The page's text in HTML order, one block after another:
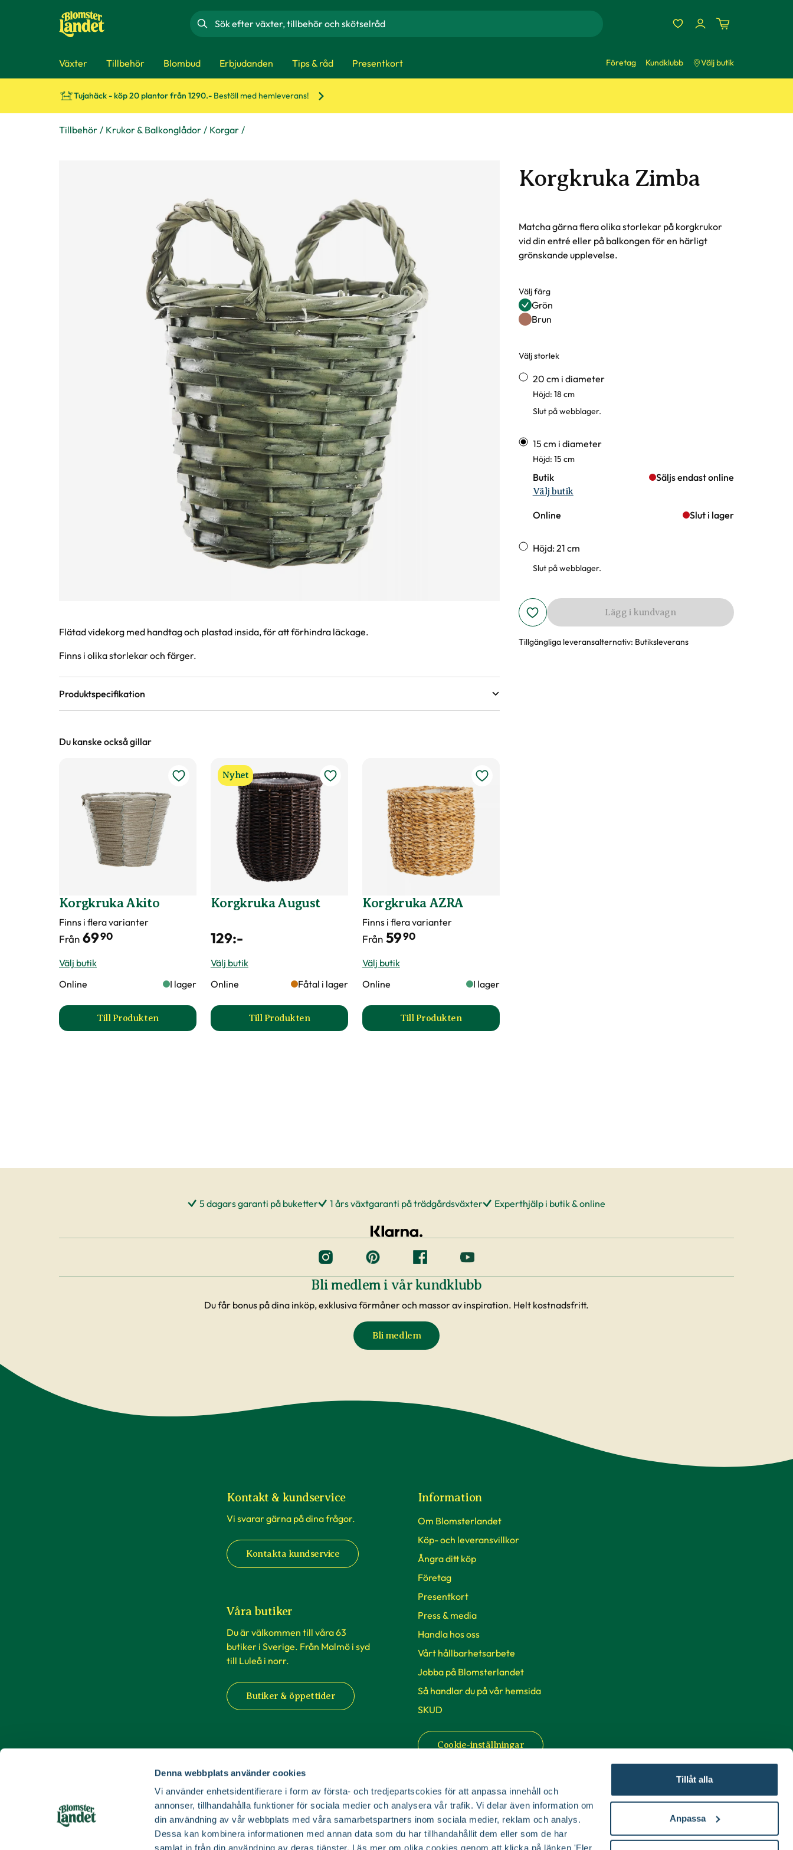
Denna webbplats använder cookies
Vi använder enhetsidentifierare i form av första- och tredjepartscokies för att anpassa innehåll och
annonser, tillhandahålla funktioner för sociala medier och analysera vår trafik. Vi delar även information om
din användning av vår webbplats med våra samarbetspartners inom sociala medier, reklam och analys.
Dessa kan kombinera informationen med annan data som du har tillhandahållit dem eller som de har
samlat in från din användning av deras tjänster. Läs mer om olika cookies genom att klicka på länken 'Fler
Tillåt alla
Anpassa
Sök
Växter Tillbehör Blombud Erbjudanden Tips & råd Presentkort Företag Kundklubb Välj butik
Tujahäck - köp 20 plantor från 1290.- Beställ med hemleverans!
Tillbehör Krukor & Balkonglådor Korgar
Korgkruka Zimba
Matcha gärna flera olika storlekar på korgkrukor
vid din entré eller på balkongen för en härligt
grönskande upplevelse.
Välj färg
Färgval
Grön
Brun
Välj storlek
Varianter
20 cm i diameter
Höjd: 18 cm
Slut på webblager.
15 cm i diameter
Höjd: 15 cm
Butik Säljs endast online
Välj butik
Online Slut i lager
Höjd: 21 cm
Slut på webblager.
Lägg i kundvagn
Tillgängliga leveransalternativ: Butiksleverans
Produktinformation
Flätad videkorg med handtag och plastad insida, för att förhindra läckage.
Finns i olika storlekar och färger.
Produktspecifikation
Grön
Diameter toppen 15 cm
291000
Du kanske också gillar
Korgkruka Akito
Finns i flera varianter
Från 6990
Välj butik
Online
I lager
Till Produkten
till Korgkruka Akito produktsida
Nyhet
Korgkruka August
129:-
Välj butik
Online
Fåtal i lager
Till Produkten
till Korgkruka August produktsida
Korgkruka AZRA
Finns i flera varianter
Från 5990
Välj butik
Online
I lager
Till Produkten
till Korgkruka AZRA produktsida
5 dagars garanti på buketter 1 års växtgaranti på trädgårdsväxter Experthjälp i butik & online
Bli medlem i vår kundklubb
Du får bonus på dina inköp, exklusiva förmåner och massor av inspiration. Helt kostnadsfritt.
Bli medlem
Kontakt & kundservice
Vi svarar gärna på dina frågor.
Kontakta kundservice
Våra butiker
Du är välkommen till våra 63
butiker i Sverige. Från Malmö i syd
till Luleå i norr.
Butiker & öppettider
Information
Om Blomsterlandet
Köp- och leveransvillkor
Ångra ditt köp
Företag
Presentkort
Press & media
Handla hos oss
Vårt hållbarhetsarbete
Jobba på Blomsterlandet
Så handlar du på vår hemsida
SKUD
Cookie-inställningar
© Copyright Blomsterlandet 2025